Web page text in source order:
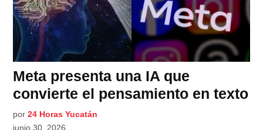
Meta presenta una IA que
convierte el pensamiento en texto
por 24 Horas Yucatán
junio 30, 2026